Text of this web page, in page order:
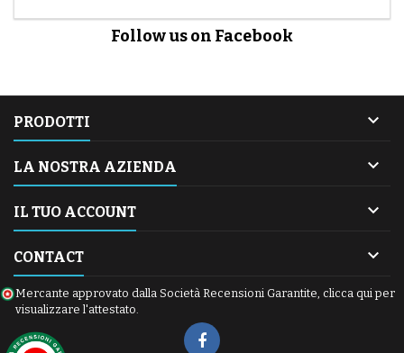
Follow us on Facebook
PRODOTTI 
LA NOSTRA AZIENDA 
IL TUO ACCOUNT 
CONTACT 
Mercante approvato dalla Società Recensioni Garantite, clicca qui per
visualizzare l'attestato